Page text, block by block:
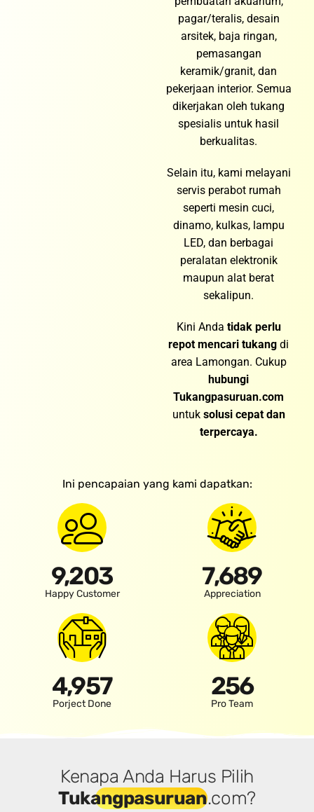
pagar/teralis, desain
arsitek, baja ringan,
pemasangan
keramik/granit, dan
pekerjaan interior. Semua
dikerjakan oleh tukang
spesialis untuk hasil
berkualitas.
Selain itu, kami melayani
servis perabot rumah
seperti mesin cuci,
dinamo, kulkas, lampu
LED, dan berbagai
peralatan elektronik
maupun alat berat
sekalipun.
Kini Anda tidak perlu
repot mencari tukang di
area Lamongan. Cukup
hubungi
Tukangpasuruan.com
untuk solusi cepat dan
terpercaya.
Ini pencapaian yang kami dapatkan:
Happy Customer
9,203
Appreciation
7,689
Porject Done
4,957
Pro Team
256
Kenapa Anda Harus Pilih
Tukangpasuruan.com?